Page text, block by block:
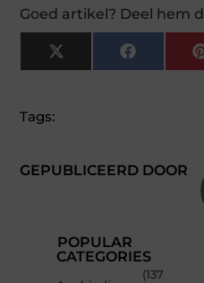
Goed artikel? Deel hem
X
(Twitter)
Facebook
GEPUBLICEERD DOOR
Tags:
POPULAR
CATEGORIES
(137